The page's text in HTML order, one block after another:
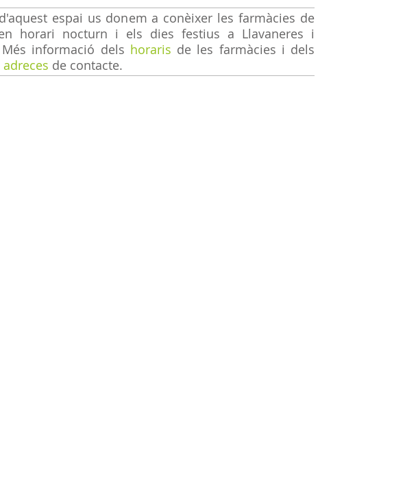
espai us donem a conèixer les farmàcies de
horari nocturn i els dies festius a Llavaneres i
informació dels horaris de les farmàcies i dels
de contacte.